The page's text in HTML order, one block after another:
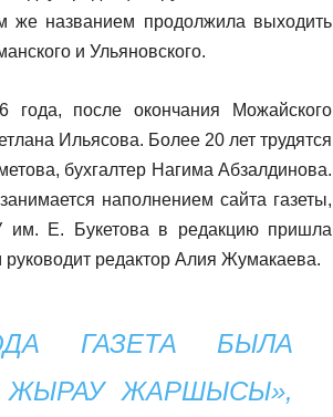
названием продолжила выходить
и Ульяновского.
после окончания Можайского
Ильясова. Более 20 лет трудятся
бухгалтер Нагима Абзалдинова.
наполнением сайта газеты,
им. Е. Букетова в редакцию пришла
редактор Алия Жумакаева.
ГАЗЕТА БЫЛА
ЖЫРАУ ЖАРШЫСЫ»,